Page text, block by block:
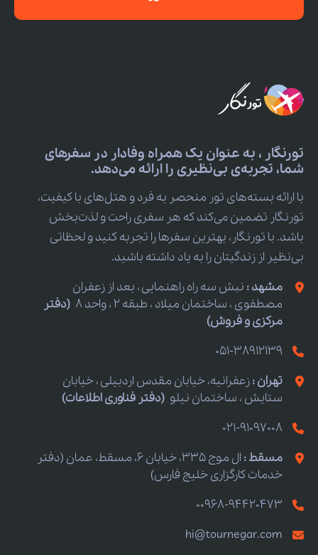
تورنگار ، به عنوان یک همراه وفادار در سفرهای
شما، تجربه‌ی بی‌نظیری را ارائه می‌دهد.
با ارائه بسته‌های تور منحصر به فرد و هتل‌های با کیفیت،
تورنگار تضمین می‌کند که هر سفری راحت و لذت‌بخش
باشد. با تورنگار، بهترین سفرها را تجربه کنید و لحظاتی
بی‌نظیر از زندگیتان را به یاد داشته باشید.
مشهد : نبش سه راه راهنمایی ، بعد از زعفران
مصطفوی ، ساختمان میلاد ، طبقه 2 ، واحد 8
(دفتر
مرکزی و فروش)
051-38912139
تهران :زعفرانیه، خیابان مقدس اردبیلی ، خیابان
ستایش ، ساختمان نیلو (دفتر فناوری اطلاعات)
021-91097008
مسقط :
ال موج 335، خیابان 6، مسقط، عمان (دفتر
خدمات کارگزاری خلیج فارس)
00968-94420473
hi@tournegar.com